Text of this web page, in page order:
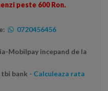
peste 600 Ron.
0720456456
Mobilpay incepand de la
bank - Calculeaza rata